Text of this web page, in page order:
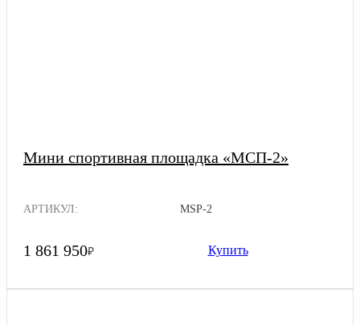
Мини спортивная площадка «МСП-2»
АРТИКУЛ: MSP-2
1 861 950₽ Купить